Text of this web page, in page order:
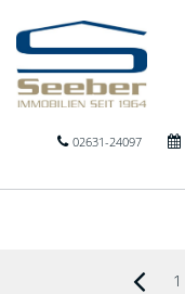
02631-24097
1